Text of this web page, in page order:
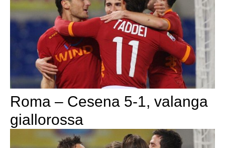
Roma – Cesena 5-1, valanga
giallorossa